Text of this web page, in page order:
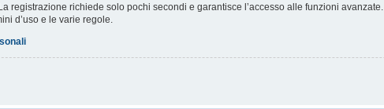
registrazione richiede solo pochi secondi e garantisce l’accesso alle funzioni
d’uso e le varie regole.